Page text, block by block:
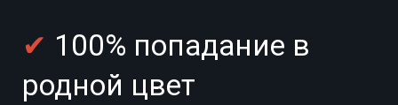
✔ 100% попадание в
родной цвет